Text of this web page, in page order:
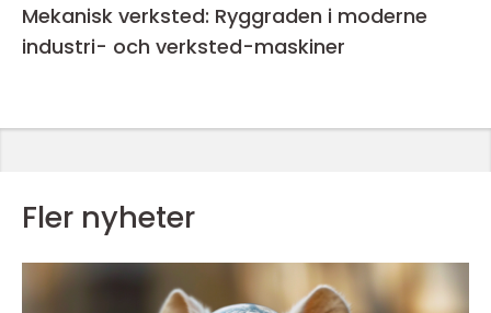
Mekanisk verksted: Ryggraden i moderne
industri- och verksted-maskiner
Fler nyheter